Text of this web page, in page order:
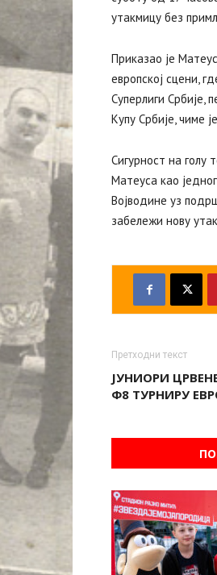
утакмицу без
Приказао је
европској сцени,
Суперлиги Србије,
Купу Србије, чиме
Сигурност на голу
Матеуса као
Војводине уз
забележи нову
Претходни текст
ЈУНИОРИ
Ф8 ТУРНИРУ